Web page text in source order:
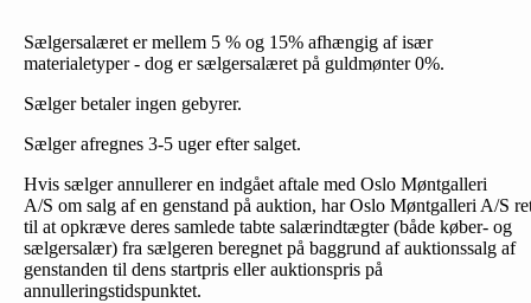
Sælgersalæret er mellem 5 % og 15% afhængig af især
materialetyper - dog er sælgersalæret på guldmønter 0%.
Sælger betaler ingen gebyrer.
Sælger afregnes 3-5 uger efter salget.
Hvis sælger annullerer en indgået aftale med Oslo Møntgalleri
A/S om salg af en genstand på auktion, har Oslo Møntgalleri A/S
til at opkræve deres samlede tabte salærindtægter (både køber- og
sælgersalær) fra sælgeren beregnet på baggrund af auktionssalg af
genstanden til dens startpris eller auktionspris på
annulleringstidspunktet.